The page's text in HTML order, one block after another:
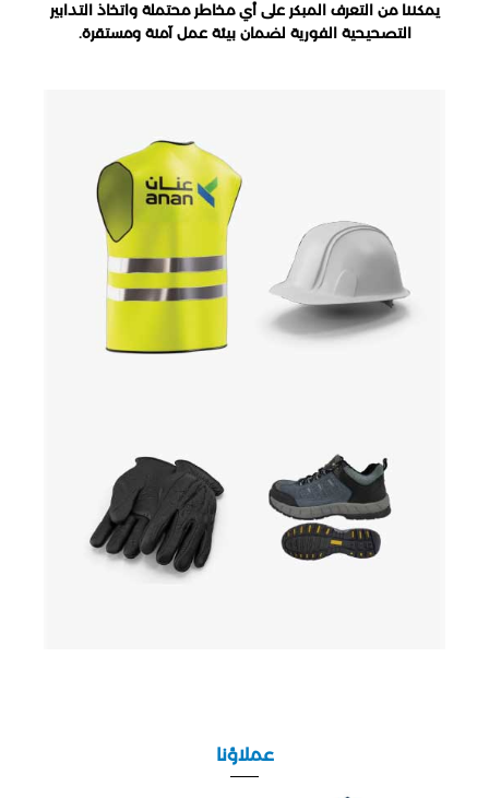
يمكننا من التعرف المبكر على أي مخاطر محتملة واتخاذ التدابير
التصحيحية الفورية لضمان بيئة عمل آمنة ومستقرة.
عملاؤنا